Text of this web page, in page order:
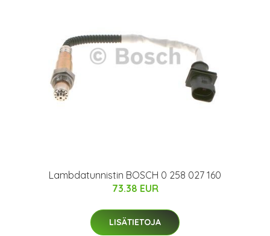
Lambdatunnistin BOSCH 0 258 027 160
73.38 EUR
LISÄTIETOJA